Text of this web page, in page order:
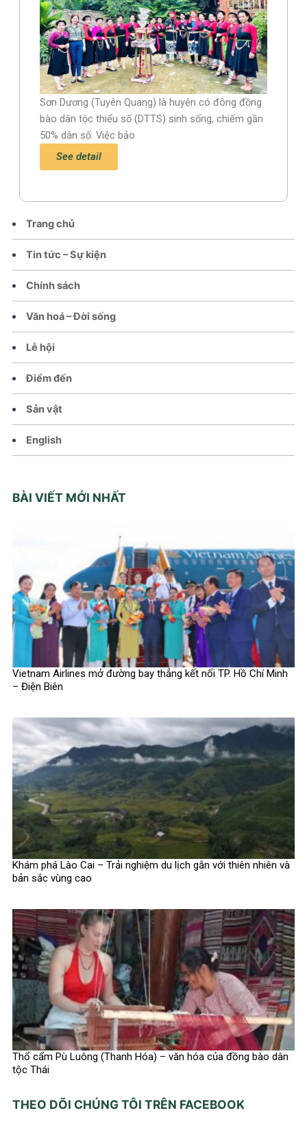
Trang chủ
Tin tức – Sự kiện
Chính sách
Văn hoá – Đời sống
Lễ hội
Điểm đến
Sản vật
English
BÀI VIẾT MỚI NHẤT
Vietnam Airlines mở đường bay thẳng kết nối TP. Hồ Chí Minh
– Điện Biên
Khám phá Lào Cai – Trải nghiệm du lịch gắn với thiên nhiên và
bản sắc vùng cao
Thổ cẩm Pù Luông (Thanh Hóa) – văn hóa của đồng bào dân
tộc Thái
THEO DÕI CHÚNG TÔI TRÊN FACEBOOK
Sơn Dương (Tuyên Quang) là huyện có đông đồng
bào dân tộc thiểu số (DTTS) sinh sống, chiếm gần
50% dân số. Việc bảo
See detail